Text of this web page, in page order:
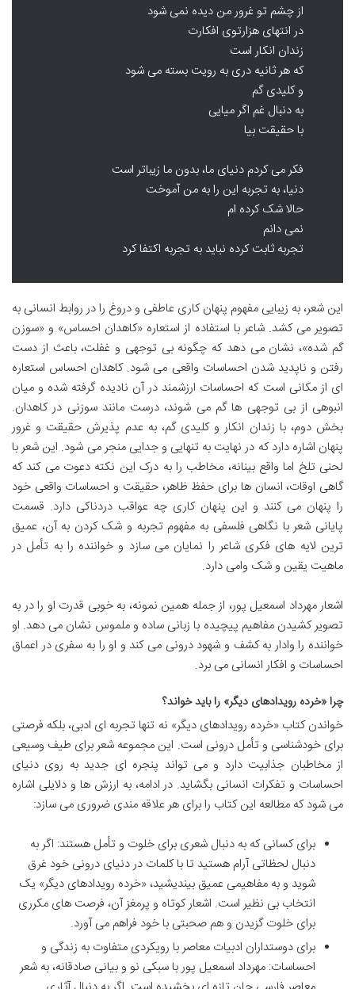
از چشم تو غرور من دیده نمی شود
در انتهای هزارتوی افکارت
زندان انکار است
که هر ثانیه دری به رویت بسته می شود
و کلیدی گم
به دنبال غم اگر میایی
با حقیقت بیا
فکر می کردم دنیای ما، بدون ما زیباتر است
دنیا، به تجربه این را به من آموخت
حالا شک کرده ام
نمی دانم
تجربه ثابت کرده نباید به تجربه اکتفا کرد
این شعر، به زیبایی مفهوم پنهان کاری عاطفی و دروغ را در روابط انسانی به
تصویر می کشد. شاعر با استفاده از استعاره «کاهدان احساس» و «سوزن
گم شده»، نشان می دهد که چگونه بی توجهی و غفلت، باعث از دست
رفتن و ناپدید شدن احساسات واقعی می شود. کاهدان احساس استعاره
ای از مکانی است که احساسات ارزشمند در آن نادیده گرفته شده و میان
انبوهی از بی توجهی ها گم می شوند، درست مانند سوزنی در کاهدان.
بخش دوم، با زندان انکار و کلیدی گم، به عدم پذیرش حقیقت و غرور
پنهان اشاره دارد که در نهایت به تنهایی و جدایی منجر می شود. این شعر با
لحنی تلخ اما واقع بینانه، مخاطب را به درک این نکته دعوت می کند که
گاهی اوقات، انسان ها برای حفظ ظاهر، حقیقت و احساسات واقعی خود
را پنهان می کنند و این پنهان کاری چه عواقب دردناکی دارد. قسمت
پایانی شعر با نگاهی فلسفی به مفهوم تجربه و شک کردن به آن، عمیق
ترین لایه های فکری شاعر را نمایان می سازد و خواننده را به تأمل در
ماهیت یقین و شک وامی دارد.
اشعار مهرداد اسمعیل پور، از جمله همین نمونه، به خوبی قدرت او را در به
تصویر کشیدن مفاهیم پیچیده با زبانی ساده و ملموس نشان می دهد. او
خواننده را وادار به کشف و شهود درونی می کند و او را به سفری در اعماق
احساسات و افکار انسانی می برد.
چرا «خرده رویدادهای دیگر» را باید خواند؟
خواندن کتاب «خرده رویدادهای دیگر» نه تنها تجربه ای ادبی، بلکه فرصتی
برای خودشناسی و تأمل درونی است. این مجموعه شعر برای طیف وسیعی
از مخاطبان جذابیت دارد و می تواند پنجره ای جدید به روی دنیای
احساسات و تفکرات انسانی بگشاید. در ادامه، به ارزش ها و دلایلی اشاره
می شود که مطالعه این کتاب را برای هر علاقه مندی ضروری می سازد:
برای کسانی که به دنبال شعری برای خلوت و تأمل هستند: اگر به
دنبال لحظاتی آرام هستید تا با کلمات در دنیای درونی خود غرق
شوید و به مفاهیمی عمیق بیندیشید، «خرده رویدادهای دیگر» یک
انتخاب بی نظیر است. اشعار کوتاه و پرمغز آن، فرصت های مکرری
برای خلوت گزیدن و هم صحبتی با خود فراهم می آورد.
برای دوستداران ادبیات معاصر با رویکردی متفاوت به زندگی و
احساسات: مهرداد اسمعیل پور با سبکی نو و بیانی صادقانه، به شعر